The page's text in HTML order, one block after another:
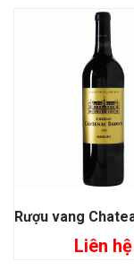
Liên hệ